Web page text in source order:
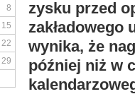
zysku przed
zakładowego
wynika, że
później niż w
8
15
22
29